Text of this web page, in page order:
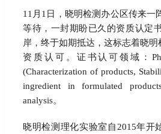
11 月1日，晓明检测办公区传来一
等待，一封期盼已久的资质认定
岸，终于如期抵达，这标志着晓明
资质认可。证书认可领域：
(Characterization of products,
ingredient in formulated
analysis。
晓明检测理化实验室自2015年开